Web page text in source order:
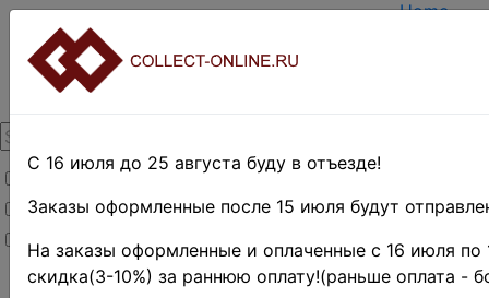
Товары со скидкой
Товары в наличии
Новинки
Home
TERMS
Home»
С 16 июля до 25 августа буду в отъезде!
Заказы оформленные после 15 июля будут
На заказы оформленные и оплаченные с 16 июля по
скидка(3-10%) за раннюю оплату!(раньше оплата -